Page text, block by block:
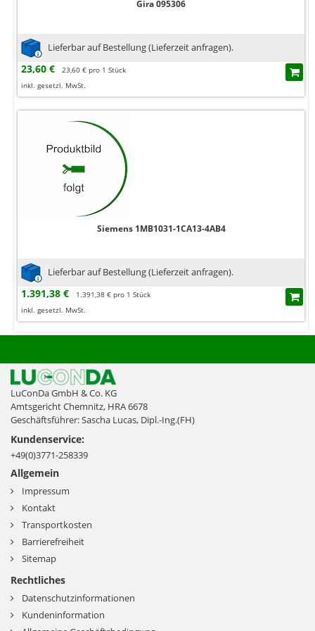
Gira 095306
Lieferbar auf Bestellung (Lieferzeit anfragen).
23,60 €
23,60 € pro 1 Stück
inkl. gesetzl. MwSt.
Siemens 1MB1031-1CA13-4AB4
Lieferbar auf Bestellung (Lieferzeit anfragen).
1.391,38 €
1.391,38 € pro 1 Stück
inkl. gesetzl. MwSt.
LuConDa GmbH & Co. KG
Amtsgericht Chemnitz, HRA 6678
Geschäftsführer: Sascha Lucas, Dipl.-Ing.(FH)
Kundenservice:
+49(0)3771-258339
Allgemein
Impressum
Kontakt
Transportkosten
Barrierefreiheit
Sitemap
Rechtliches
Datenschutzinformationen
Kundeninformation